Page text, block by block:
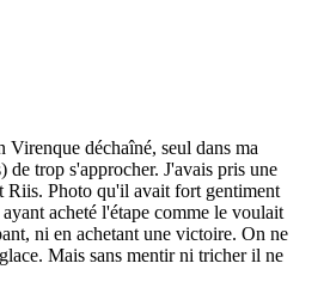
déchaîné, seul dans ma
de trop s'approcher. J'avais pris une
Riis. Photo qu'il avait fort gentiment
acheté l'étape comme le voulait
ni en achetant une victoire. On ne
Mais sans mentir ni tricher il ne